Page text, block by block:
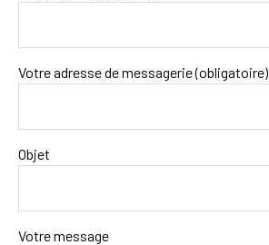
Votre adresse de messagerie (obligatoire)
Objet
Votre message